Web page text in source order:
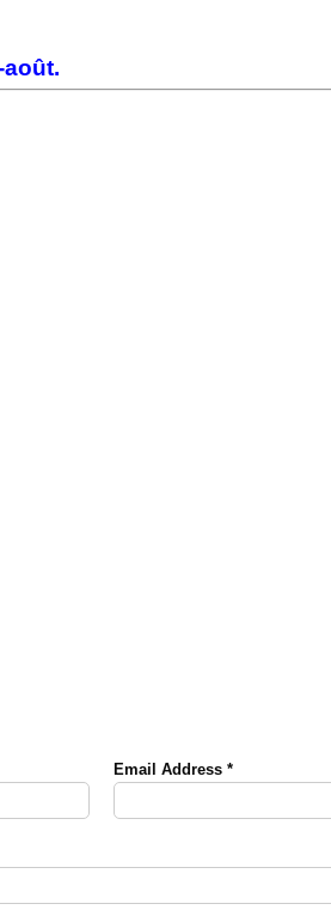
Email Address *